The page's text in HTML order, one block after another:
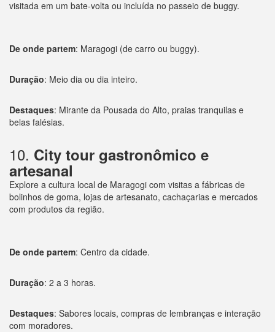
visitada em um bate-volta ou incluída no passeio de buggy.
De onde partem: Maragogi (de carro ou buggy).
Duração: Meio dia ou dia inteiro.
Destaques: Mirante da Pousada do Alto, praias tranquilas e
belas falésias.
10. City tour gastronômico e
artesanal
Explore a cultura local de Maragogi com visitas a fábricas de
bolinhos de goma, lojas de artesanato, cachaçarias e mercados
com produtos da região.
De onde partem: Centro da cidade.
Duração: 2 a 3 horas.
Destaques: Sabores locais, compras de lembranças e interação
com moradores.